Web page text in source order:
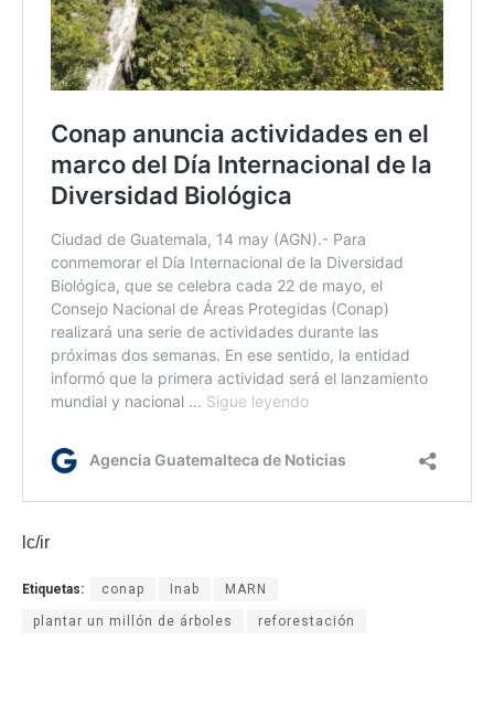
lc/ir
Etiquetas: conap Inab MARN
plantar un millón de árboles reforestación